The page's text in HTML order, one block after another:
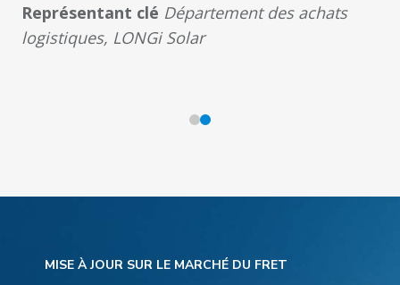
Représentant clé Département des achats
logistiques, LONGi Solar
MISE À JOUR SUR LE MARCHÉ DU FRET